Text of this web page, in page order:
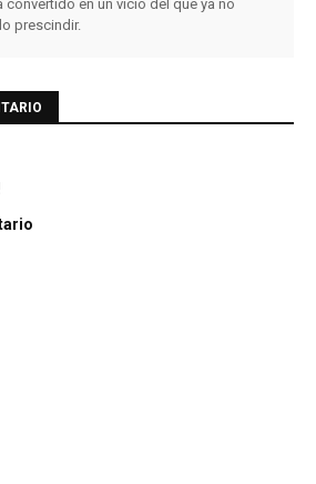
convertido en un vicio del que ya no
prescindir.